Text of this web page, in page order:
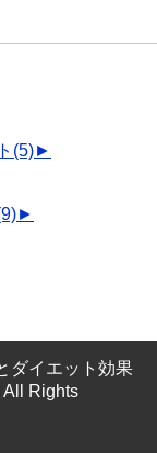
(5)►
►
ダイエット効果
All Rights